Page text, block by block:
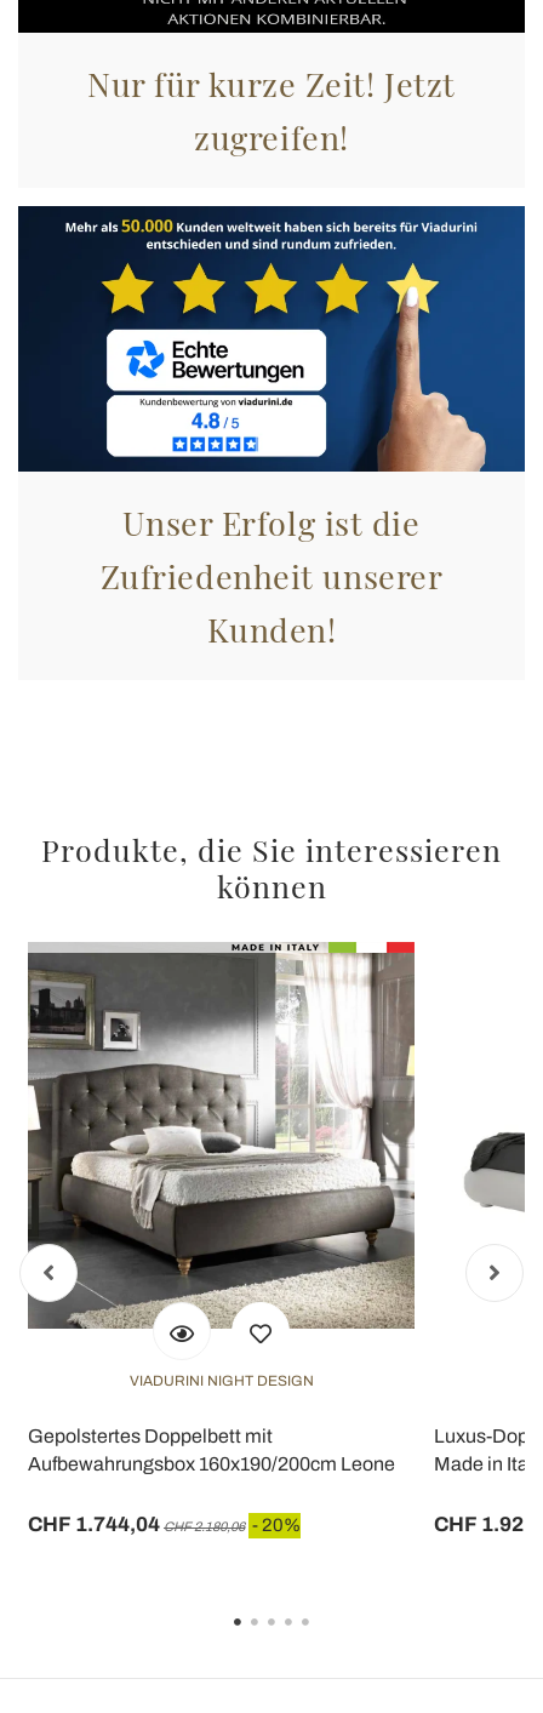
Nur für kurze Zeit! Jetzt
zugreifen!
Unser Erfolg ist die
Zufriedenheit unserer
Kunden!
Produkte, die Sie interessieren
können
VIADURINI NIGHT DESIGN
Gepolstertes Doppelbett mit
Aufbewahrungsbox 160x190/200cm Leone
CHF 1.744,04 CHF 2.180,06 - 20%
Luxus-
Made in
CHF